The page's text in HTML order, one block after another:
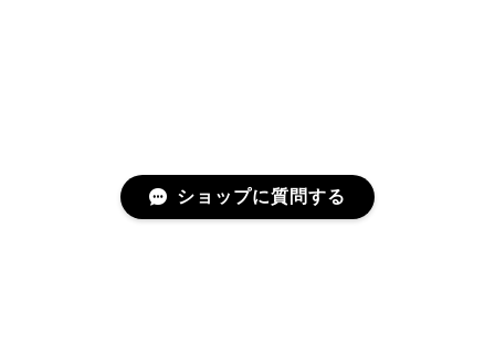
ショップに質問する